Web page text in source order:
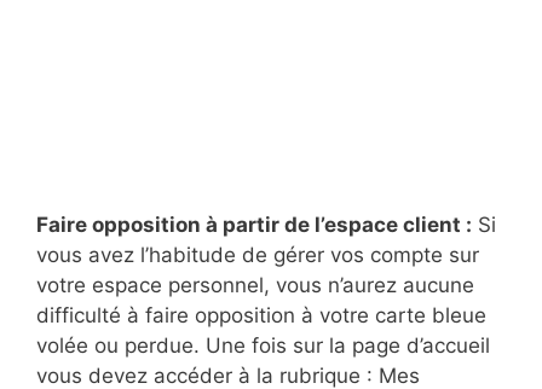
Faire opposition à partir de l’espace client : Si
vous avez l’habitude de gérer vos compte sur
votre espace personnel, vous n’aurez aucune
difficulté à faire opposition à votre carte bleue
volée ou perdue. Une fois sur la page d’accueil
vous devez accéder à la rubrique : Mes